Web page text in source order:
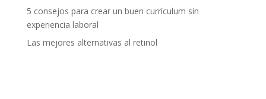
5 consejos para crear un buen currículum sin
experiencia laboral
Las mejores alternativas al retinol